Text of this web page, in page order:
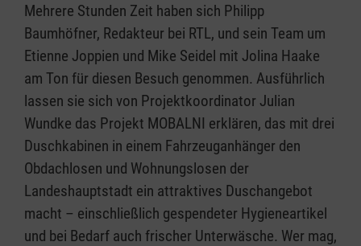
Mehrere Stunden Zeit haben sich Philipp
Baumhöfner, Redakteur bei RTL, und sein Team um
Etienne Joppien und Mike Seidel mit Jolina Haake
am Ton für diesen Besuch genommen. Ausführlich
lassen sie sich von Projektkoordinator Julian
Wundke das Projekt MOBALNI erklären, das mit drei
Duschkabinen in einem Fahrzeuganhänger den
Obdachlosen und Wohnungslosen der
Landeshauptstadt ein attraktives Duschangebot
macht – einschließlich gespendeter Hygieneartikel
und bei Bedarf auch frischer Unterwäsche. Wer mag,